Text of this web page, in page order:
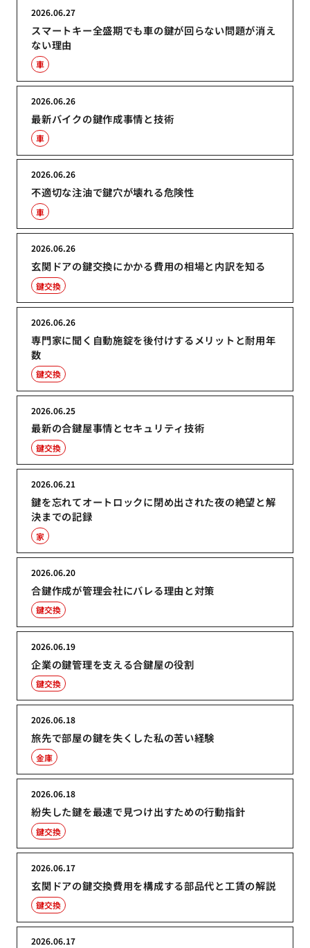
スマートキー全盛期でも車の鍵が回らない問題が消え
ない理由
2026.06.27
車
最新バイクの鍵作成事情と技術
2026.06.26
車
不適切な注油で鍵穴が壊れる危険性
2026.06.26
車
玄関ドアの鍵交換にかかる費用の相場と内訳を知る
2026.06.26
鍵交換
専門家に聞く自動施錠を後付けするメリットと耐用年
数
2026.06.26
鍵交換
最新の合鍵屋事情とセキュリティ技術
2026.06.25
鍵交換
鍵を忘れてオートロックに閉め出された夜の絶望と解
決までの記録
2026.06.21
家
合鍵作成が管理会社にバレる理由と対策
2026.06.20
鍵交換
企業の鍵管理を支える合鍵屋の役割
2026.06.19
鍵交換
旅先で部屋の鍵を失くした私の苦い経験
2026.06.18
金庫
紛失した鍵を最速で見つけ出すための行動指針
2026.06.18
鍵交換
玄関ドアの鍵交換費用を構成する部品代と工賃の解説
2026.06.17
鍵交換
2026.06.17